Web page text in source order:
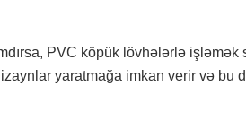
PVC köpük lövhələrlə işləmək
yaratmağa imkan verir və bu